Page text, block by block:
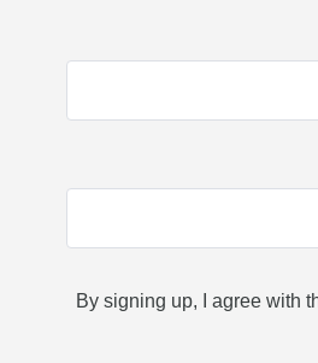
By signing up, I agree with